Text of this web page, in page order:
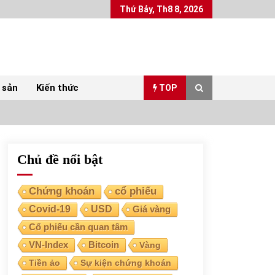
Thứ Bảy, Th8 8, 2026
Kiến thức TOP
Top 10 mặt hàng Việt Nam xuất khẩu nhiều
nhất tháng 5/2022
Bất ổn từ các cuộc đấu giá đất ở Thanh Hoá
31/05/2022
Chứng khoán ngày 30/5/2022: Top 10 cổ
Chủ đề nổi bật
Chứng khoán cổ phiếu
Covid-19 USD
Giá vàng
Cổ phiếu cần quan tâm
VN-Index Bitcoin
Vàng
Tiền ảo
Sự kiện chứng khoán